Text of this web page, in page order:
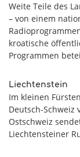
Weite Teile des
– von einem
kroatische
Programmen
Liechtenstein
Im kleinen
Deutsch-
Ostschweiz
Liechtensteiner